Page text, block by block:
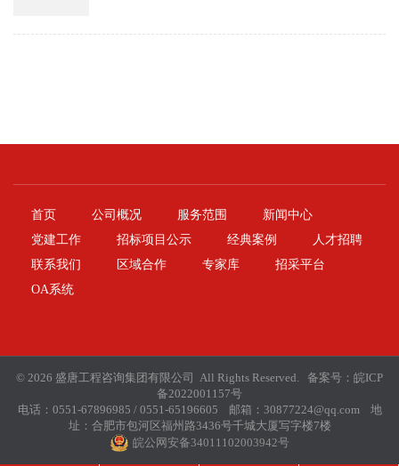
首页 公司概况 服务范围
新闻中心
党建工作
招标项目公示 经典案例
人才招聘
联系我们
区域合作 专家库
招采平台
OA系统
© 2026 盛唐工程咨询集团有限公司 All Rights Reserved. 备案号： 皖ICP
备2022001157号
电话：0551-67896985 / 0551-65196605 邮箱：30877224@qq.com 地
址：合肥市包河区福州路3436号千城大厦写字楼7楼
皖公网安备34011102003942号